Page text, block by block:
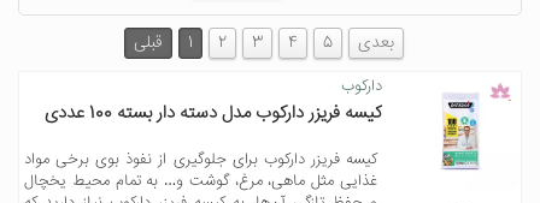
قبلی 1 2 3 4 5 بعدی
دارکوب
کیسه فریزر دارکوب مدل دسته دار بسته 100 عددی
کیسه فریزر دارکوب برای جلوگیری از نفوذ بوی برخی مواد
غذایی مثل ماهی، مرغ، گوشت و… به تمام محیط یخچال